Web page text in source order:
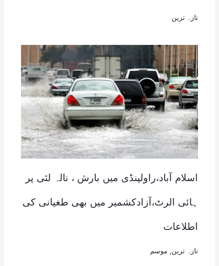
تازہ ترین
اسلام آباد،راولپنڈی میں بارش ، نالہ لئی پر
ہائی الرٹ،آزادکشمیر میں بھی طغیانی کی
اطلاعات
تازہ ترین موسم